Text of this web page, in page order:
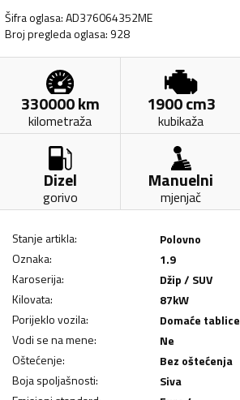
Šifra oglasa:AD376064352ME
Broj pregleda oglasa: 928
330000km
kilometraža
1900cm3
kubikaža
Dizel
gorivo
Manuelni
mjenjač
Stanje artikla:
Polovno
Oznaka:
1.9
Karoserija:
Džip / SUV
Kilovata: 87kW
Porijeklo vozila:
Domaće tablice
Vodi se na mene:
Ne
Oštećenje:
Bez oštećenja
Boja spoljašnosti:
Siva